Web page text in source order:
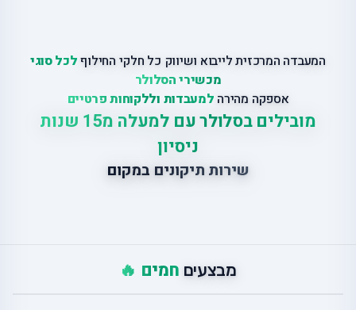
המעבדה המרכזית לייבוא ושיווק כל חלקי החילוףלכל סוגי
מכשירי הסלולר
אספקה מהירה למעבדות וללקוחות פרטיים
מובילים בסלולר עם למעלה מ15 שנות
ניסיון
שירות תיקונים במקום
מבצעים חמים 🔥